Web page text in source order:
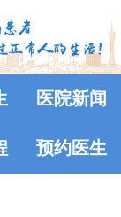
医院新闻
预约医生